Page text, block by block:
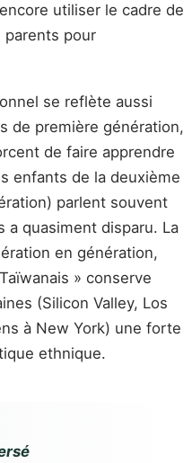
utiliser le cadre de
parents pour
se reflète aussi
de première génération,
de faire apprendre
enfants de la deuxième
parlent souvent
a quasiment disparu. La
en génération,
» conserve
(Silicon Valley, Los
à New York) une forte
ethnique.